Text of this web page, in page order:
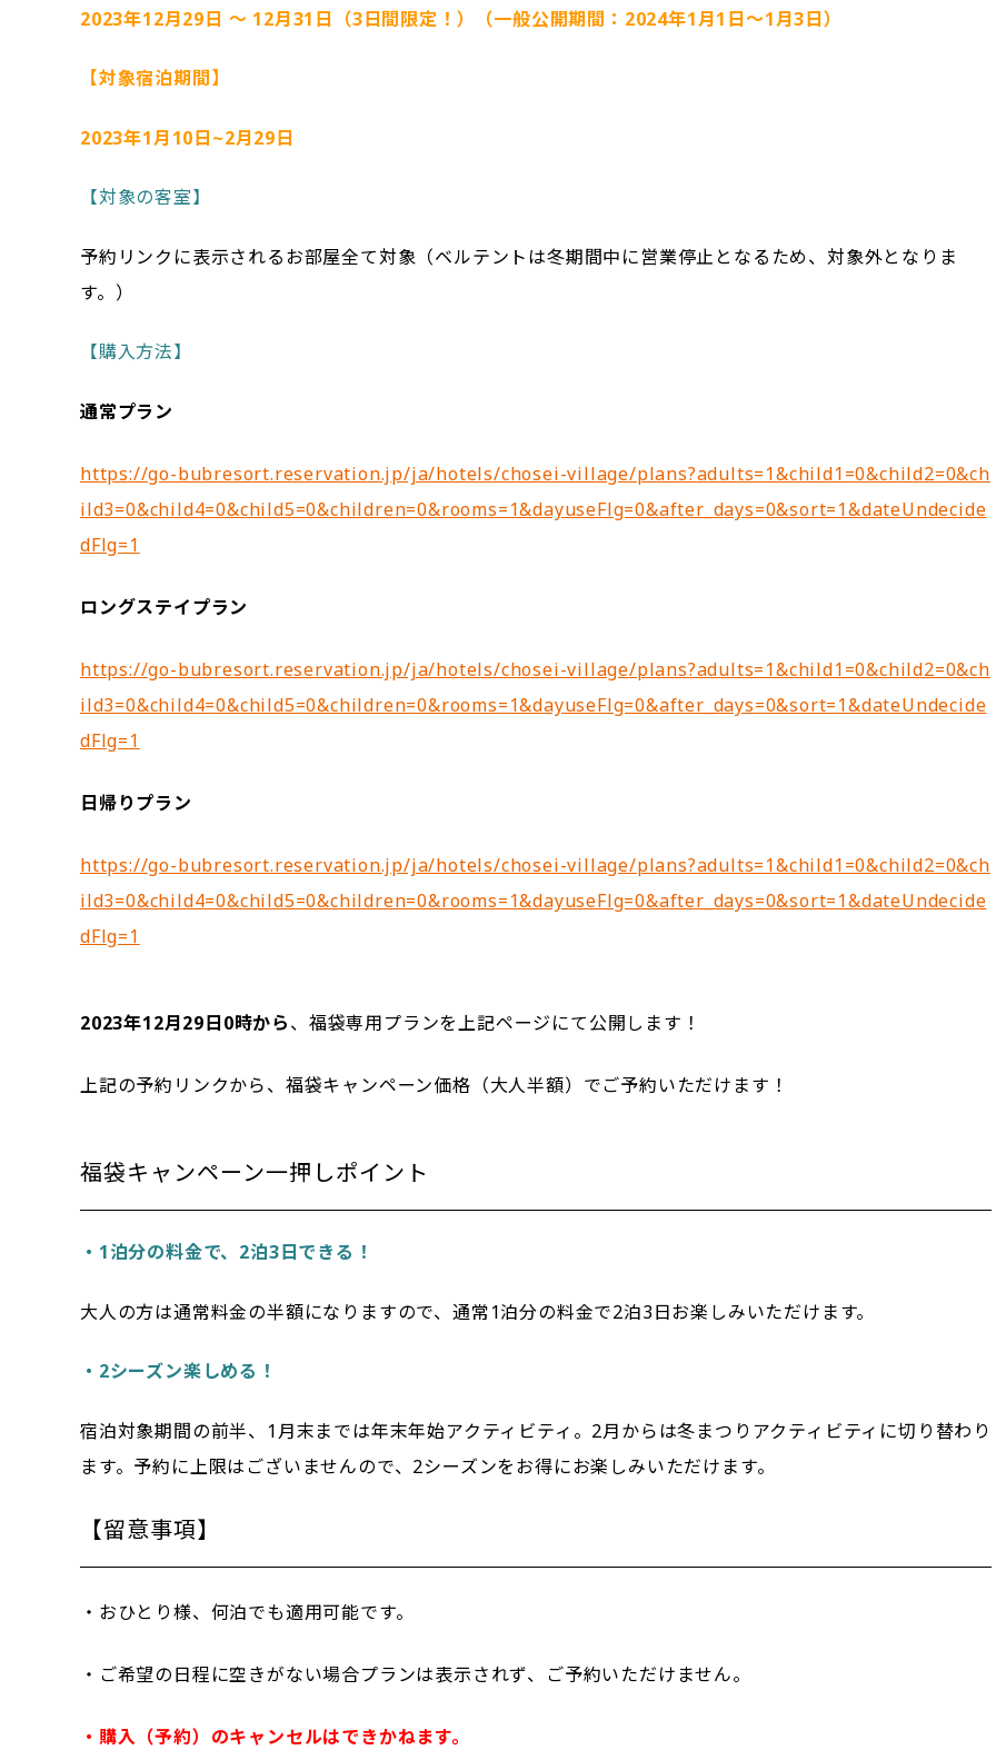
2023年12月29日 〜 12月31日（3日間限定！）（一般公開期間：2024年1月1日〜1月3日）
【対象宿泊期間】
2023年1月10日~2月29日
【対象の客室】
予約リンクに表示されるお部屋全て対象（ベルテントは冬期間中に営業停止となるため、対象外となりま
す。）
【購入方法】
通常プラン
https://go-bubresort.reservation.jp/ja/hotels/chosei-village/plans?adults=1&child1=0&child2=0&ch
ild3=0&child4=0&child5=0&children=0&rooms=1&dayuseFlg=0&after_days=0&sort=1&dateUndecide
dFlg=1
ロングステイプラン
https://go-bubresort.reservation.jp/ja/hotels/chosei-village/plans?adults=1&child1=0&child2=0&ch
ild3=0&child4=0&child5=0&children=0&rooms=1&dayuseFlg=0&after_days=0&sort=1&dateUndecide
dFlg=1
日帰りプラン
https://go-bubresort.reservation.jp/ja/hotels/chosei-village/plans?adults=1&child1=0&child2=0&ch
ild3=0&child4=0&child5=0&children=0&rooms=1&dayuseFlg=0&after_days=0&sort=1&dateUndecide
dFlg=1
2023年12月29日0時から、福袋専用プランを上記ページにて公開します！
上記の予約リンクから、福袋キャンペーン価格（大人半額）でご予約いただけます！
福袋キャンペーン一押しポイント
・1泊分の料金で、2泊3日できる！
大人の方は通常料金の半額になりますので、通常1泊分の料金で2泊3日お楽しみいただけます。
・2シーズン楽しめる！
宿泊対象期間の前半、1月末までは年末年始アクティビティ。2月からは冬まつりアクティビティに切り替わり
ます。予約に上限はございませんので、2シーズンをお得にお楽しみいただけます。
【留意事項】
・おひとり様、何泊でも適用可能です。
・ご希望の日程に空きがない場合プランは表示されず、ご予約いただけません。
・購入（予約）のキャンセルはできかねます。